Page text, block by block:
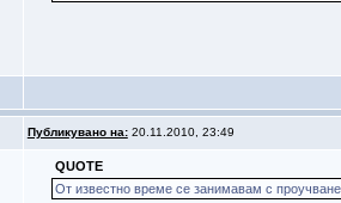
Публикувано на:20.11.2010, 23:49
QUOTE
От известно време се занимавам с